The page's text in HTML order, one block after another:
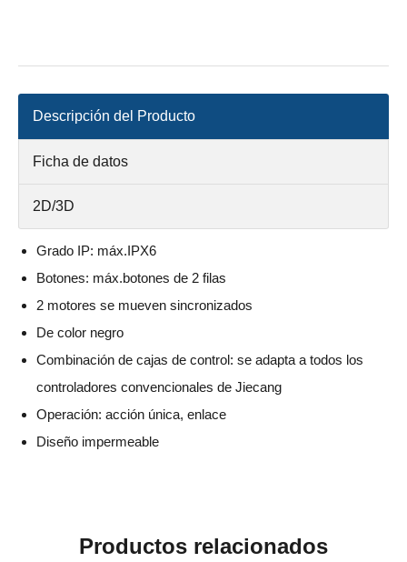
Descripción del Producto
Ficha de datos
2D/3D
Grado IP: máx.IPX6
Botones: máx.botones de 2 filas
2 motores se mueven sincronizados
De color negro
Combinación de cajas de control: se adapta a todos los
controladores convencionales de Jiecang
Operación: acción única, enlace
Diseño impermeable
Productos relacionados